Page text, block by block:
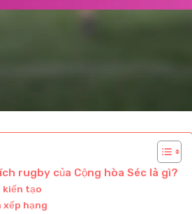
rugby của Cộng hòa Séc là gì?
kiến tạo
hạng